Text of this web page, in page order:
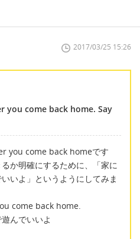
2017/03/25 15:26
you come back home. Say
you come back homeです
か明確にするために、「家に
いよ」というようにしてみま
come back home.
んでいいよ